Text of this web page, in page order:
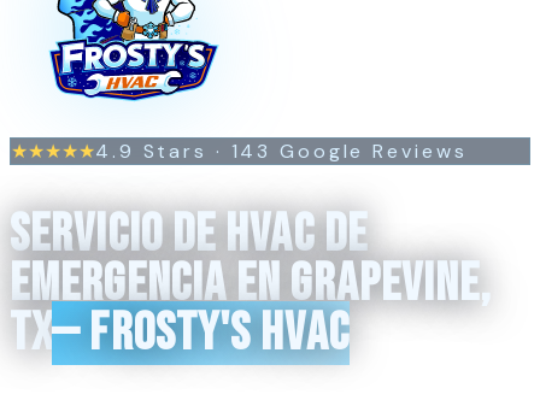
★★★★★4.9 Stars · 143 Google Reviews
SERVICIO DE HVAC DE
EMERGENCIA EN GRAPEVINE,
TX— FROSTY'S HVAC